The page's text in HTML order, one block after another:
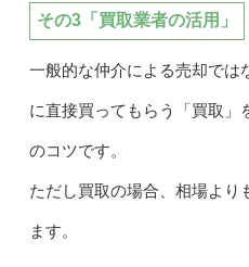
その3「買取業者の活用」
一般的な仲介による売却では
に直接買ってもらう「買取」
のコツです。
ただし買取の場合、相場より
ます。